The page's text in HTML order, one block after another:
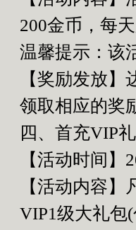
200金币，每
温馨提示：该
【奖励发放
领取相应的奖
四、首充VIP
【活动时间】
【活动内容
VIP1级大礼包